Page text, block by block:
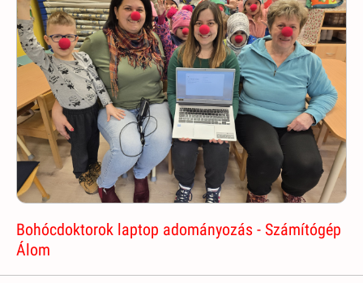
Bohócdoktorok laptop adományozás - Számítógép
Álom